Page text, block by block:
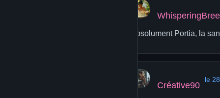
Absolument Portia, la
Créative90
le